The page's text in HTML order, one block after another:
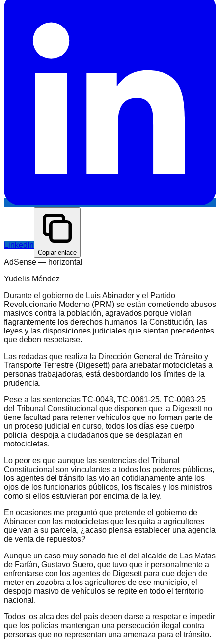
LinkedIn
Copiar enlace
AdSense — horizontal
Yudelis Méndez
Durante el gobierno de Luis Abinader y el Partido
Revolucionario Moderno (PRM) se están cometiendo abusos
masivos contra la población, agravados porque violan
flagrantemente los derechos humanos, la Constitución, las
leyes y las disposiciones judiciales que sientan precedentes
que deben respetarse.
Las redadas que realiza la Dirección General de Tránsito y
Transporte Terrestre (Digesett) para arrebatar motocicletas a
personas trabajadoras, está desbordando los límites de la
prudencia.
Pese a las sentencias TC-0048, TC-0061-25, TC-0083-25
del Tribunal Constitucional que disponen que la Digesett no
tiene facultad para retener vehículos que no forman parte de
un proceso judicial en curso, todos los días ese cuerpo
policial despoja a ciudadanos que se desplazan en
motocicletas.
Lo peor es que aunque las sentencias del Tribunal
Constitucional son vinculantes a todos los poderes públicos,
los agentes del tránsito las violan cotidianamente ante los
ojos de los funcionarios públicos, los fiscales y los ministros
como si ellos estuvieran por encima de la ley.
En ocasiones me preguntó que pretende el gobierno de
Abinader con las motocicletas que les quita a agricultores
que van a su parcela, ¿acaso piensa establecer una agencia
de venta de repuestos?
Aunque un caso muy sonado fue el del alcalde de Las Matas
de Farfán, Gustavo Suero, que tuvo que ir personalmente a
enfrentarse con los agentes de Digesett para que dejen de
meter en zozobra a los agricultores de ese municipio, el
despojo masivo de vehículos se repite en todo el territorio
nacional.
Todos los alcaldes del país deben darse a respetar e impedir
que los policías mantengan una persecución ilegal contra
personas que no representan una amenaza para el tránsito.